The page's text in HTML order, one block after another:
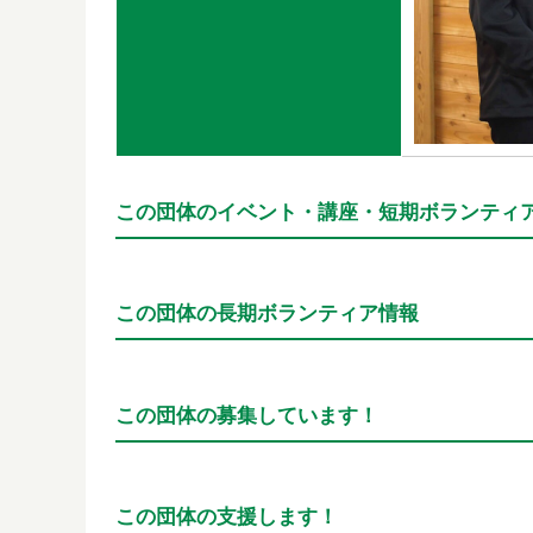
この団体のイベント・講座・短期ボランティ
この団体の長期ボランティア情報
この団体の募集しています！
この団体の支援します！